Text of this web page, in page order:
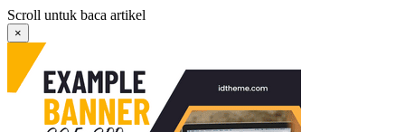
Langsung
ke
konten
Scroll untuk baca artikel
×